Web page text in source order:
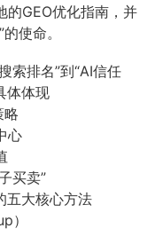
的GEO优化指南，并
使命。
索排名”到“AI信任
体体现
略
心
买卖”
五大核心方法
）